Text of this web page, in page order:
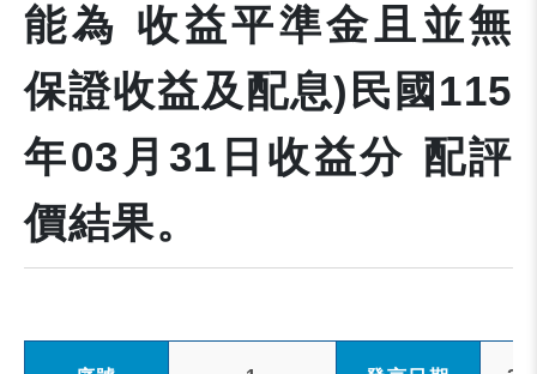
能為 收益平準金且並無
保證收益及配息)民國115
年03月31日收益分 配評
價結果。